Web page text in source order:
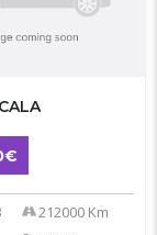
212000 Km